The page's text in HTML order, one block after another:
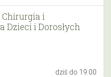
Chirurgia i
Dzieci i Dorosłych
dziś do 19:00